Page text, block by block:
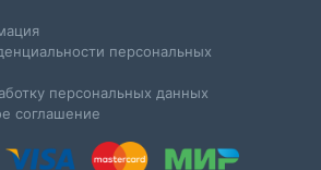
персональных
персональных данных
соглашение